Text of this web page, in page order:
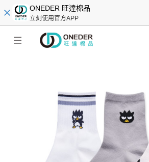
ONEDER 旺達棉品
立刻使用官方APP